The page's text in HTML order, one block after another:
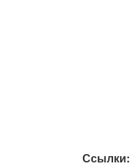
Ссылки: